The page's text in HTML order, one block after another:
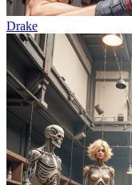
Drake